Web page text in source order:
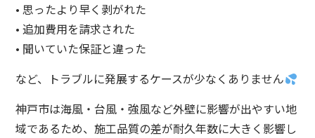
• 思ったより早く剥がれた
• 追加費用を請求された
• 聞いていた保証と違った
など、トラブルに発展するケースが少なくありません
神戸市は海風・台風・強風など外壁に影響が出やすい地
域であるため、施工品質の差が耐久年数に大きく影響し